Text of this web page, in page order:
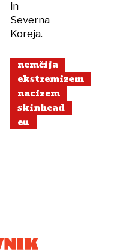
in
Severna
Koreja.
nemčija
ekstremizem
nacizem
skinhead
eu